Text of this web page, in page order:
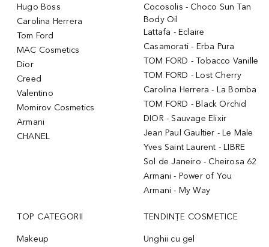
Hugo Boss
Carolina Herrera
Tom Ford
MAC Cosmetics
Dior
Creed
Valentino
Momirov Cosmetics
Armani
CHANEL
Cocosolis - Choco Sun Tan
Body Oil
Lattafa - Eclaire
Casamorati - Erba Pura
TOM FORD - Tobacco Vanille
TOM FORD - Lost Cherry
Carolina Herrera - La Bomba
TOM FORD - Black Orchid
DIOR - Sauvage Elixir
Jean Paul Gaultier - Le Male
Yves Saint Laurent - LIBRE
Sol de Janeiro - Cheirosa 62
Armani - Power of You
Armani - My Way
TOP CATEGORII
Makeup
TENDINȚE COSMETICE
Unghii cu gel